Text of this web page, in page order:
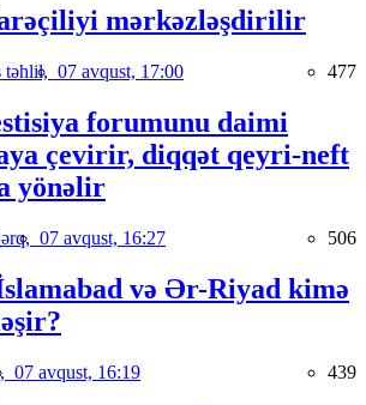
mərkəzləşdirilir
təhlil, 07 avqust, 17:00 477
forumunu daimi
çevirir, diqqət qeyri-neft
yönəlir
07 avqust, 16:27 506
və Ər-Riyad kimə
07 avqust, 16:19 439